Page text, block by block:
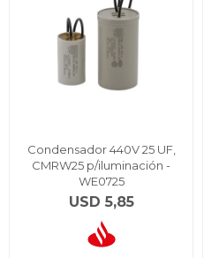
Condensador 440V 25 UF,
CMRW25 p/iluminación -
WE0725
USD 5,85